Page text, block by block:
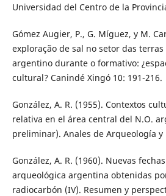
Universidad del Centro de la
Gómez Augier, P., G. Míguez, y M.
exploração de sal no setor das
argentino durante o formativo:
cultural? Canindé Xingó 10: 191-216.
González, A. R. (1955). Contextos
relativa en el área central del N.O.
preliminar). Anales de Arqueología y
González, A. R. (1960). Nuevas
arqueológica argentina obtenidas
radiocarbón (IV). Resumen y